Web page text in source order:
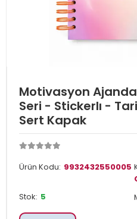
Motivasyon
Seri - Stickerlı -
Sert Kapak
Ürün Kodu: 9932432550005
Stok: 5